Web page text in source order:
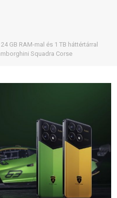
24 GB RAM-mal és 1 TB háttértárral
Squadra Corse